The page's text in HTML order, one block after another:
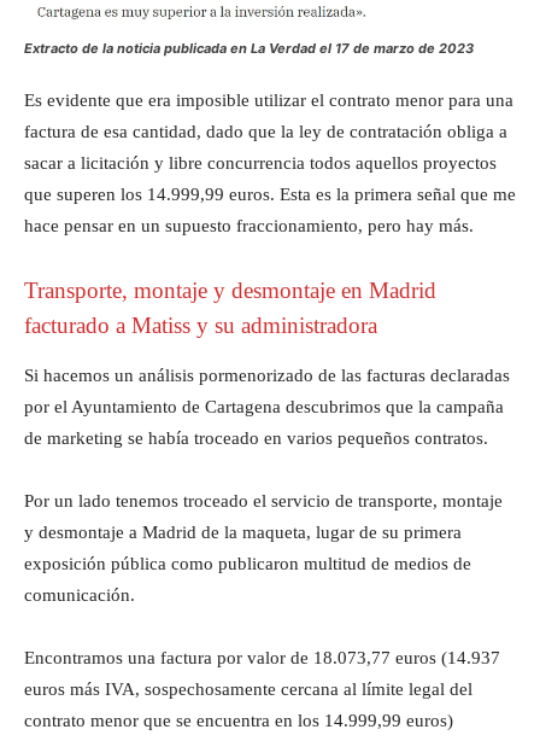
Extracto de la noticia publicada en La Verdad el 17 de marzo de 2023
Es evidente que era imposible utilizar el contrato menor para una
factura de esa cantidad, dado que la ley de contratación obliga a
sacar a licitación y libre concurrencia todos aquellos proyectos
que superen los 14.999,99 euros. Esta es la primera señal que me
hace pensar en un supuesto fraccionamiento, pero hay más.
Transporte, montaje y desmontaje en Madrid
facturado a Matiss y su administradora
Si hacemos un análisis pormenorizado de las facturas declaradas
por el Ayuntamiento de Cartagena descubrimos que la campaña
de marketing se había troceado en varios pequeños contratos.
Por un lado tenemos troceado el servicio de transporte, montaje
y desmontaje a Madrid de la maqueta, lugar de su primera
exposición pública como publicaron multitud de medios de
comunicación.
Encontramos una factura por valor de 18.073,77 euros (14.937
euros más IVA, sospechosamente cercana al límite legal del
contrato menor que se encuentra en los 14.999,99 euros)